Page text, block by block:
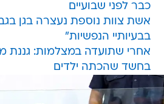
כבר לפני שבועיים
אשת צוות נוספת נעצרה בגן
בבעיותיי הנפשיות"
אחרי שתועדה במצלמות: גננת
בחשד שהכתה ילדים